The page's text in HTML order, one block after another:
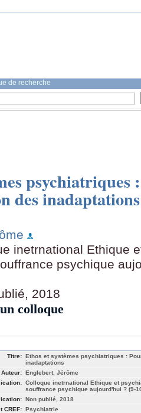
de recherche
psychiatriques
des inadaptations
inetrnational Ethique
psychique
2018
colloque
Titre: Ethos et systèmes psychiatriques :
inadaptations
Auteur: Englebert, Jérôme
Colloque inetrnational Ethique et
souffrance psychique aujourd'hui ? (9-
Non publié, 2018
CREF: Psychiatrie